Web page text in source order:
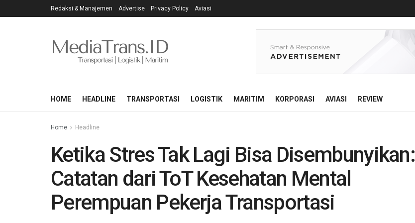
Redaksi & Manajemen Advertise Privacy Policy Aviasi
HOME HEADLINE TRANSPORTASI LOGISTIK MARITIM KORPORASI AVIASI REVIEW
Home Headline
Ketika Stres Tak Lagi Bisa Disembunyikan:
Catatan dari ToT Kesehatan Mental
Perempuan Pekerja Transportasi